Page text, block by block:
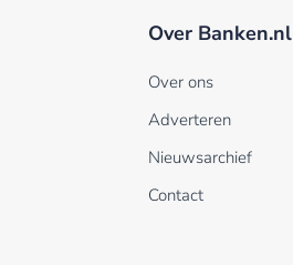
Over Banken.nl
Over ons
Adverteren
Nieuwsarchief
Contact